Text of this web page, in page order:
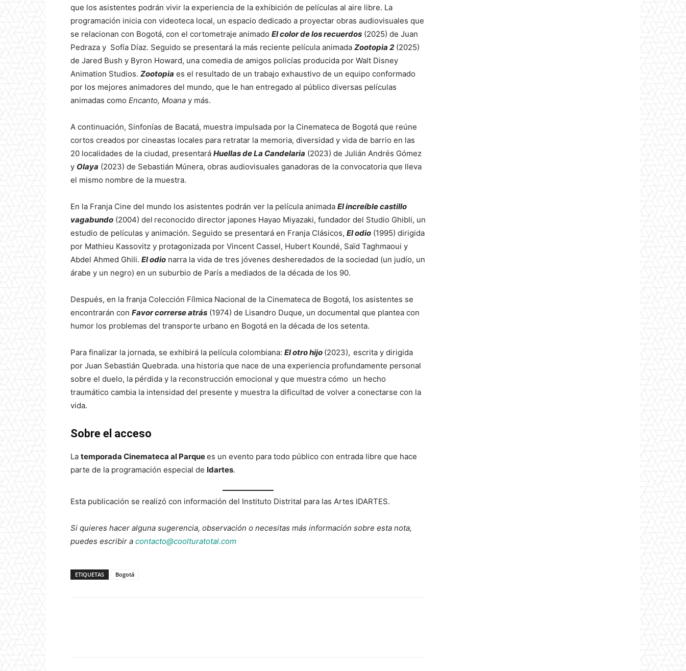
que los asistentes podrán vivir la experiencia de la exhibición de películas al aire libre. La
programación inicia con videoteca local, un espacio dedicado a proyectar obras audiovisuales que
se relacionan con Bogotá, con el cortometraje animado El color de los recuerdos (2025) de Juan
Pedraza y Sofía Díaz. Seguido se presentará la más reciente película animada Zootopia 2 (2025)
de Jared Bush y Byron Howard, una comedia de amigos policías producida por Walt Disney
Animation Studios. Zootopia es el resultado de un trabajo exhaustivo de un equipo conformado
por los mejores animadores del mundo, que le han entregado al público diversas películas
animadas como Encanto, Moana y más.
A continuación, Sinfonías de Bacatá, muestra impulsada por la Cinemateca de Bogotá que reúne
cortos creados por cineastas locales para retratar la memoria, diversidad y vida de barrio en las
20 localidades de la ciudad, presentará Huellas de La Candelaria (2023) de Julián Andrés Gómez
y Olaya (2023) de Sebastián Múnera, obras audiovisuales ganadoras de la convocatoria que lleva
el mismo nombre de la muestra.
En la Franja Cine del mundo los asistentes podrán ver la película animada El increíble castillo
vagabundo (2004) del reconocido director japones Hayao Miyazaki, fundador del Studio Ghibli, un
estudio de películas y animación. Seguido se presentará en Franja Clásicos, El odio (1995) dirigida
por Mathieu Kassovitz y protagonizada por Vincent Cassel, Hubert Koundé, Saïd Taghmaoui y
Abdel Ahmed Ghili. El odio narra la vida de tres jóvenes desheredados de la sociedad (un judío, un
árabe y un negro) en un suburbio de París a mediados de la década de los 90.
Después, en la franja Colección Fílmica Nacional de la Cinemateca de Bogotá, los asistentes se
encontrarán con Favor correrse atrás (1974) de Lisandro Duque, un documental que plantea con
humor los problemas del transporte urbano en Bogotá en la década de los setenta.
Para finalizar la jornada, se exhibirá la película colombiana: El otro hijo (2023), escrita y dirigida
por Juan Sebastián Quebrada. una historia que nace de una experiencia profundamente personal
sobre el duelo, la pérdida y la reconstrucción emocional y que muestra cómo un hecho
traumático cambia la intensidad del presente y muestra la dificultad de volver a conectarse con la
vida.
Sobre el acceso
La temporada Cinemateca al Parquees un evento para todo público con entrada libre que hace
parte de la programación especial de Idartes.
Esta publicación se realizó con información del Instituto Distrital para las Artes IDARTES.
Si quieres hacer alguna sugerencia, observación o necesitas más información sobre esta nota,
puedes escribir a contacto@coolturatotal.com
ETIQUETAS Bogotá